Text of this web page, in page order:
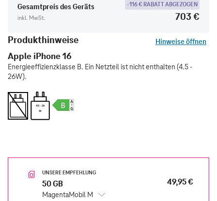
Gesamtpreis des Geräts
inkl. MwSt.
-116 € RABATT ABGEZOGEN
703 €
Produkthinweise
Hinweise öffnen
Apple iPhone 16
Energieeffizienzklasse B. Ein Netzteil ist nicht enthalten (4.5 -
26W).
4.5 - 26
W
UNSERE EMPFEHLUNG
50 GB
MagentaMobil M
49,95 €